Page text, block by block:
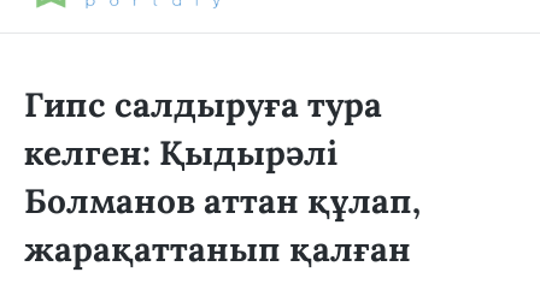
Гипс салдыруға тура
келген: Қыдырәлі
Болманов аттан құлап,
жарақаттанып қалған